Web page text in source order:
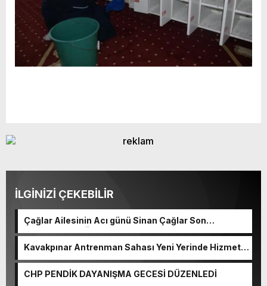
İLGİNİZİ ÇEKEBİLİR
Çağlar Ailesinin Acı günü Sinan Çağlar Son
Yolculuğuna Gözyaşlarıyla Uğurlandı
Kavakpınar Antrenman Sahası Yeni Yerinde Hizmet
CHP PENDİK DAYANIŞMA GECESİ DÜZENLEDİ